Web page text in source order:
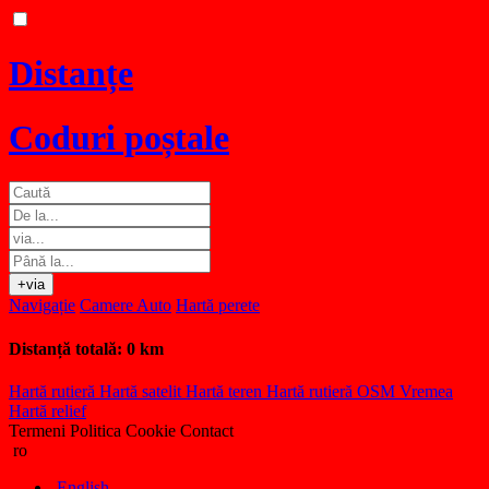
Distanțe
Coduri poștale
+via
Navigație Camere Auto Hartă perete
Distanță totală: 0 km
Hartă rutieră Hartă satelit Hartă teren Hartă rutieră OSM Vremea
Hartă relief
Termeni Politica Cookie Contact
ro